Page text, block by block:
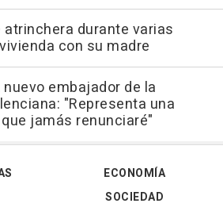
atrinchera durante varias
con su madre
nuevo embajador de la
"Representa una
jamás renunciaré"
ECONOMÍA
SOCIEDAD